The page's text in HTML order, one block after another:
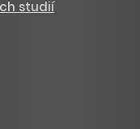
studií